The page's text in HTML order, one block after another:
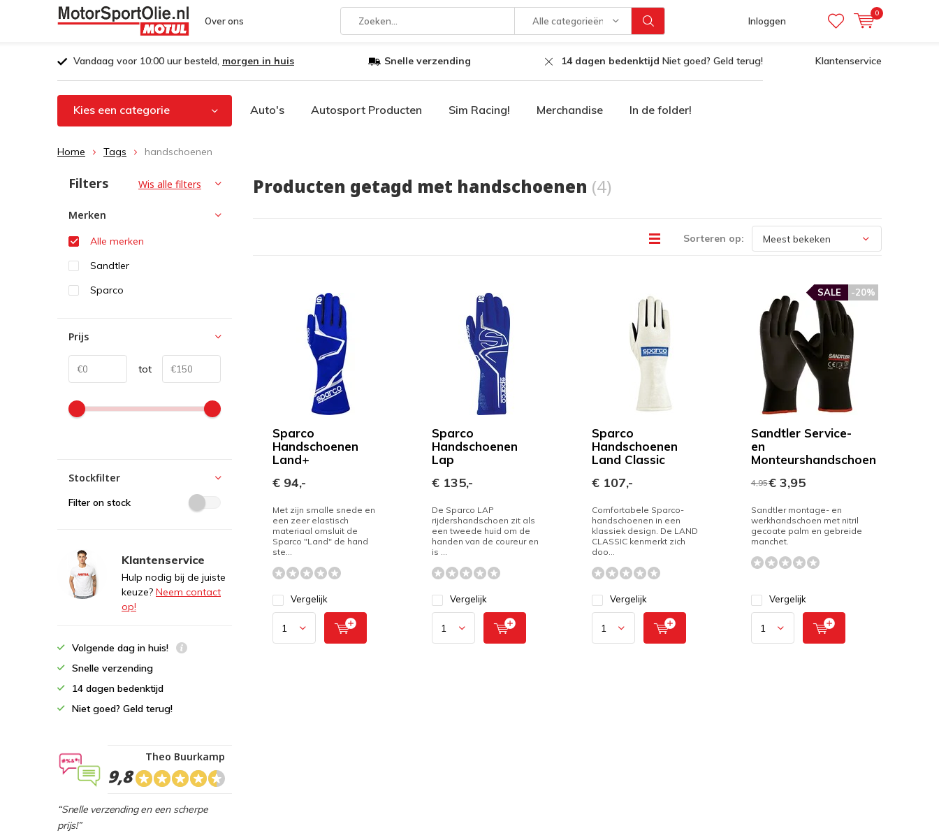
Over ons Alle categorieën Inloggen
0
Vandaag voor 10:00 uur besteld, morgen in huis Snelle verzending 14 dagen bedenktijd Niet goed? Geld terug! Klantenservice
Kies een categorie Auto's Autosport Producten Sim Racing! Merchandise In de folder!
Home Tags handschoenen
Producten getagd met handschoenen (4)
Sorteren op:
Sparco
Handschoenen
Land+
€ 94,-
Met zijn smalle snede en
een zeer elastisch
materiaal omsluit de
Sparco "Land" de hand
ste...
Vergelijk
Sparco
Handschoenen
Lap
€ 135,-
De Sparco LAP
rijdershandschoen zit als
een tweede huid om de
handen van de coureur en
is ...
Vergelijk
Sparco
Handschoenen
Land Classic
€ 107,-
Comfortabele Sparco-
handschoenen in een
klassiek design. De LAND
CLASSIC kenmerkt zich
doo...
Vergelijk
Sandtler Service-
en
Monteurshandschoen
-20%
SALE
4,95€ 3,95
Sandtler montage- en
werkhandschoen met nitril
gecoate palm en gebreide
manchet.
Vergelijk
Filters Wis alle filters
Merken
Alle merken
Sandtler
Sparco
Prijs
tot
Stockfilter
Filter on stock
Klantenservice
Hulp nodig bij de juiste
keuze? Neem contact
op!
Volgende dag in huis!
Snelle verzending
14 dagen bedenktijd
Niet goed? Geld terug!
9,8
Theo Buurkamp
“Snelle verzending en een scherpe
prijs!”